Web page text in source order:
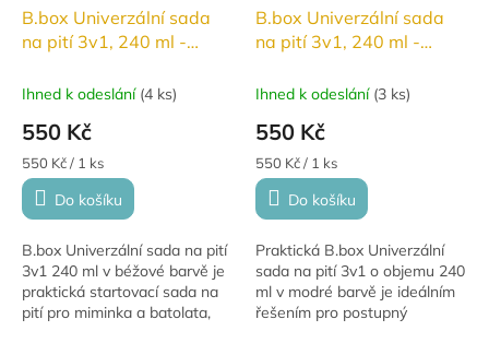
B.box Univerzální sada
na pití 3v1, 240 ml -
Ihned k odeslání (4 ks)
550 Kč
Měrná
cena:
550 Kč / 1 ks
Do košíku
B.box Univerzální sada na pití
3v1 240 ml v béžové barvě je
praktická startovací sada na
pití pro miminka a batolata,
B.box Univerzální sada
na pití 3v1, 240 ml -
Ihned k odeslání (3 ks)
550 Kč
Měrná
cena:
550 Kč / 1 ks
Do košíku
Praktická B.box Univerzální
sada na pití 3v1 o objemu 240
ml v modré barvě je ideálním
řešením pro postupný